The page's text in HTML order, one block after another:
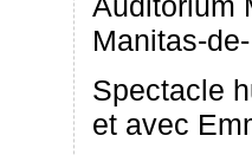
Manitas-
Spectacle
et avec